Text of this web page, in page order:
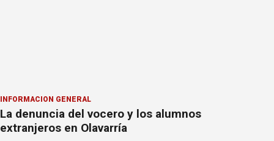
INFORMACION GENERAL
La denuncia del vocero y los alumnos
extranjeros en Olavarría